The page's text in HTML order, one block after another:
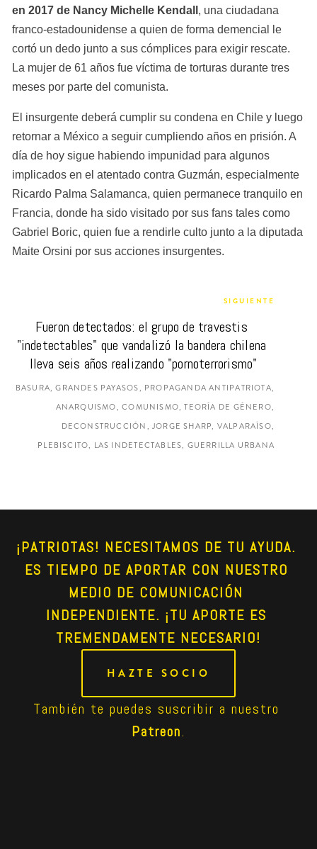
en 2017 de Nancy Michelle Kendall , una ciudadana
franco-estadounidense a quien de forma demencial le
cortó un dedo junto a sus cómplices para exigir rescate.
La mujer de 61 años fue víctima de torturas durante tres
meses por parte del comunista.
El insurgente deberá cumplir su condena en Chile y luego
retornar a México a seguir cumpliendo años en prisión. A
día de hoy sigue habiendo impunidad para algunos
implicados en el atentado contra Guzmán, especialmente
Ricardo Palma Salamanca, quien permanece tranquilo en
Francia, donde ha sido visitado por sus fans tales como
Gabriel Boric, quien fue a rendirle culto junto a la diputada
Maite Orsini por sus acciones insurgentes.
SIGUIENTE
Fueron detectados: el grupo de travestis
"indetectables" que vandalizó la bandera chilena
lleva seis años realizando "pornoterrorismo"
BASURA, GRANDES PAYASOS, PROPAGANDA ANTIPATRIOTA,
ANARQUISMO, COMUNISMO, TEORÍA DE GÉNERO,
DECONSTRUCCIÓN, JORGE SHARP, VALPARAÍSO,
PLEBISCITO, LAS INDETECTABLES, GUERRILLA URBANA
¡PATRIOTAS! NECESITAMOS DE TU AYUDA.
ES TIEMPO DE APORTAR CON NUESTRO
MEDIO DE COMUNICACIÓN
INDEPENDIENTE. ¡TU APORTE ES
TREMENDAMENTE NECESARIO!
HAZTE SOCIO
Patreon.